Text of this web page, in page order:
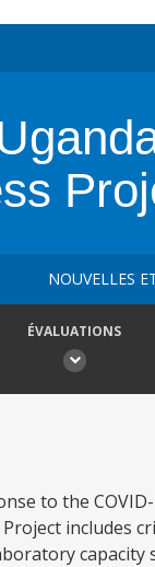
NOUVELLES
ÉVALUATIONS
to the
includes